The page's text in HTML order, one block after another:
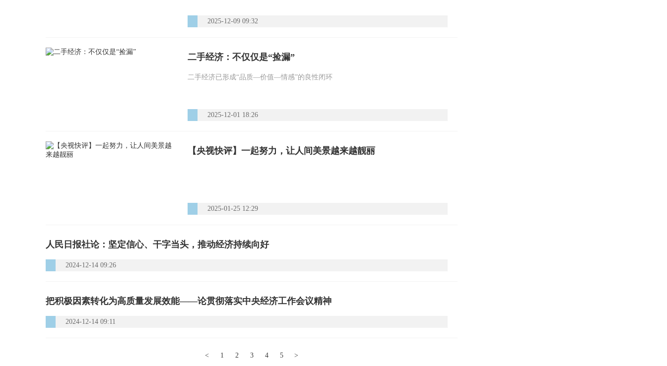
2025-12-09 09:32
二手经济：不仅仅是“捡漏”
二手经济已形成“品质—价值—情感”的良性闭环
2025-12-01 18:26
【央视快评】一起努力，让人间美景越来越靓丽
2025-01-25 12:29
人民日报社论：坚定信心、干字当头，推动经济持续向好
2024-12-14 09:26
把积极因素转化为高质量发展效能——论贯彻落实中央经济工作会议精神
2024-12-14 09:11
< 1 2 3 4 5 >